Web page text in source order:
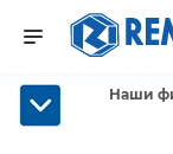
Наши